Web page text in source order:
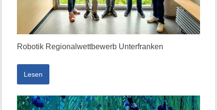
Robotik Regionalwettbewerb Unterfranken
Lesen